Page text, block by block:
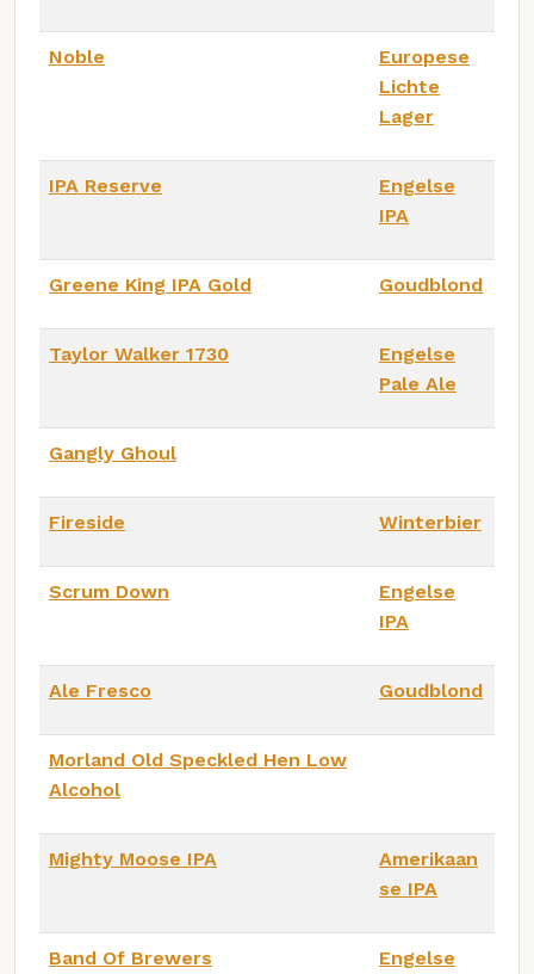
Noble
Europese
Lichte
Lager
IPA Reserve
Engelse
IPA
Greene King IPA Gold Goudblond
Taylor Walker 1730
Engelse
Pale Ale
Gangly Ghoul
Fireside Winterbier
Scrum Down
Engelse
IPA
Ale Fresco Goudblond
Morland Old Speckled Hen Low
Alcohol
Mighty Moose IPA
Amerikaan
se IPA
Band Of Brewers Engelse